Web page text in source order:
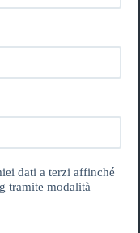
dati a terzi affinché
tramite modalità